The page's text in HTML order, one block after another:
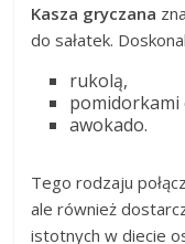
Kasza gryczana
do sałatek.
rukolą,
pomidorkami
awokado.
Tego rodzaju
ale również
istotnych w diecie